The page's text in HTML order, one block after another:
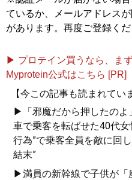
ているか、メールアドレス
があります。再度ご登録くだ
▶ プロテイン買うなら、まず
Myprotein公式はこちら [PR]
【今この記事も読まれてい
▶「邪魔だから押したのよ
車で乗客を転ばせた40代女
行為”で乗客全員を敵に回
結末”
▶満員の新幹線で子供が「